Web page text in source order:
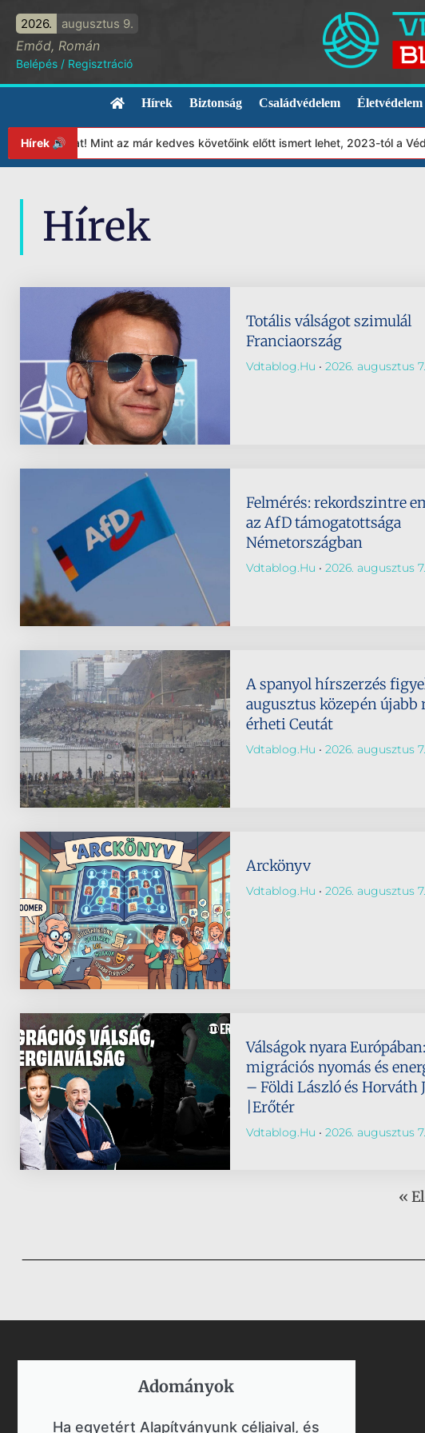
2026. augusztus 9.
Emőd, Román
Belépés / Regisztráció
Hírek Biztonság Családvédelem Életvédelem
Hírek 🔊Mint az már kedves követőink előtt ismert lehet, 2023-tól a
Hírek
Totális válságot szimulál
Franciaország
Vdtablog.hu 2026. augusztus 7.
Felmérés: rekordszintre
az AfD támogatottsága
Németországban
Vdtablog.hu 2026. augusztus 7.
A spanyol hírszerzés
augusztus közepén újabb
érheti Ceutát
Vdtablog.hu 2026. augusztus 7.
Arckönyv
Vdtablog.hu 2026. augusztus 7.
Válságok nyara Európában:
migrációs nyomás és
– Földi László és Horváth
|Erőtér
Vdtablog.hu 2026. augusztus 7.
«
Adományok​
Ha egyetért Alapítványunk céljaival, és